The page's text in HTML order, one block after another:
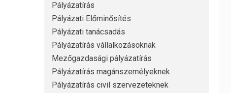
Pályázatírás
Pályázati Előminősítés
Pályázati tanácsadás
Pályázatírás vállalkozásoknak
Mezőgazdasági pályázatírás
Pályázatírás magánszemélyeknek
Pályázatírás civil szervezeteknek